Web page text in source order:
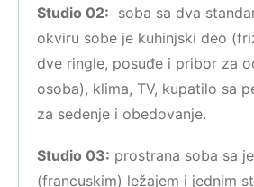
Studio 02: soba sa dva
okviru sobe je kuhinjski deo
dve ringle, posuđe i pribor za
osoba), klima, TV, kupatilo sa
za sedenje i obedovanje.
Studio 03: prostrana soba sa
(francuskim) ležajem i jednim